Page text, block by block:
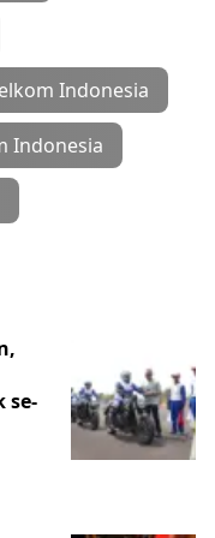
Indonesia
Indonesia
se-